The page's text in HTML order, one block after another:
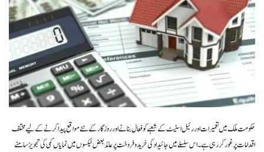
حکومت ملک میں تعمیرات اور رئیل اسٹیٹ کے شعبے کو فعال بنانے اور روزگار کے نئے مواقع پیدا کرنے کے لیے مختلف
اقدامات پر غور کر رہی ہے۔ اس سلسلے میں جائیداد کی خرید و فروخت پر عائد بعض ٹیکسوں میں نمایاں کمی کی تجویز سامنے